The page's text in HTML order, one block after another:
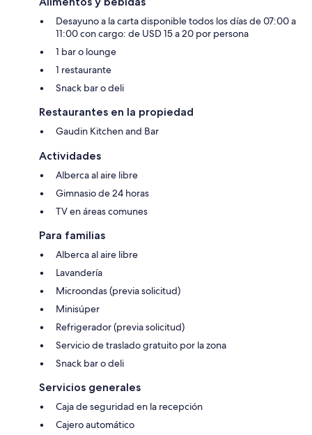
Desayuno a la carta disponible todos los días de 07:00 a
11:00 con cargo: de USD 15 a 20 por persona
1 bar o lounge
1 restaurante
Snack bar o deli
Restaurantes en la propiedad
Gaudin Kitchen and Bar
Actividades
Alberca al aire libre
Gimnasio de 24 horas
TV en áreas comunes
Para familias
Alberca al aire libre
Lavandería
Microondas (previa solicitud)
Minisúper
Refrigerador (previa solicitud)
Servicio de traslado gratuito por la zona
Snack bar o deli
Servicios generales
Caja de seguridad en la recepción
Cajero automático